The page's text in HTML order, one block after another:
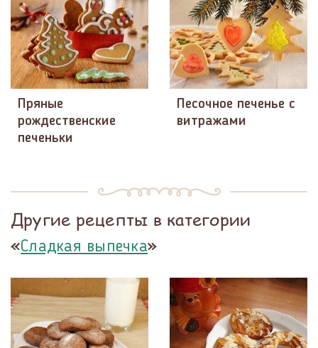
Пряные
рождественские
печеньки
Песочное печенье с
витражами
Другие рецепты в категории
«Сладкая выпечка»